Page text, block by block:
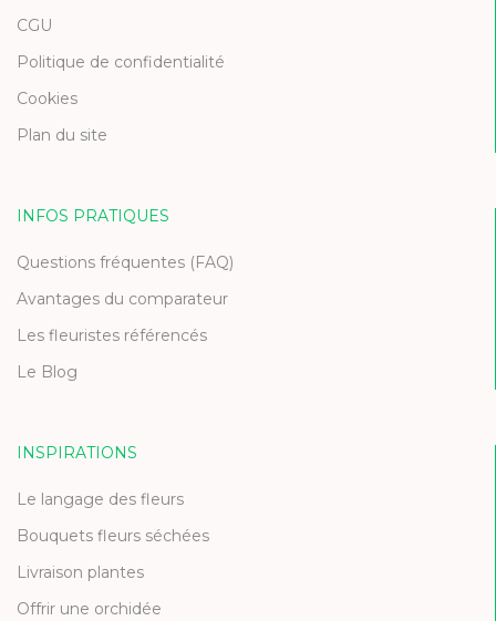
CGU
Politique de confidentialité
Cookies
Plan du site
INFOS PRATIQUES
Questions fréquentes (FAQ)
Avantages du comparateur
Les fleuristes référencés
Le Blog
INSPIRATIONS
Le langage des fleurs
Bouquets fleurs séchées
Livraison plantes
Offrir une orchidée